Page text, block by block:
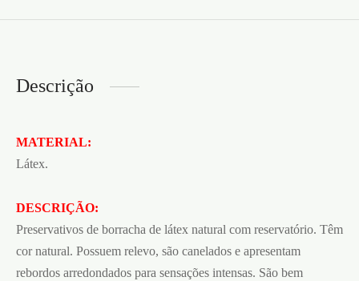
Descrição
MATERIAL:
Látex.
DESCRIÇÃO:
Preservativos de borracha de látex natural com reservatório. Têm
cor natural. Possuem relevo, são canelados e apresentam
rebordos arredondados para sensações intensas. São bem